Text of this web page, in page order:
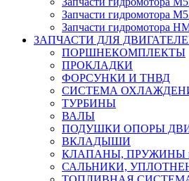
Запчасти гидромотора
Запчасти гидромотора
ЗАПЧАСТИ ДЛЯ
ПОРШНЕКОМПЛЕКТЫ
ПРОКЛАДКИ
ФОРСУНКИ И ТНВД
СИСТЕМА
ТУРБИНЫ
ВАЛЫ
ПОДУШКИ ОПОРЫ
ВКЛАДЫШИ
КЛАПАНЫ, ПРУЖИНЫ
САЛЬНИКИ,